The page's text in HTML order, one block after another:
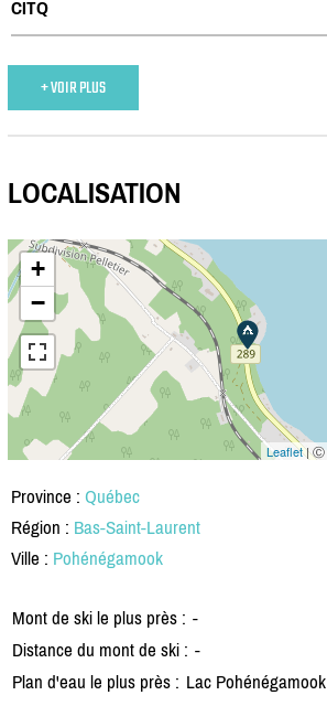
CITQ
+ VOIR PLUS
LOCALISATION
+
−
Leaflet| Ⓒ
Province : Québec
Région : Bas-Saint-Laurent
Ville : Pohénégamook
Mont de ski le plus près : -
Distance du mont de ski : -
Plan d'eau le plus près : Lac Pohénégamook